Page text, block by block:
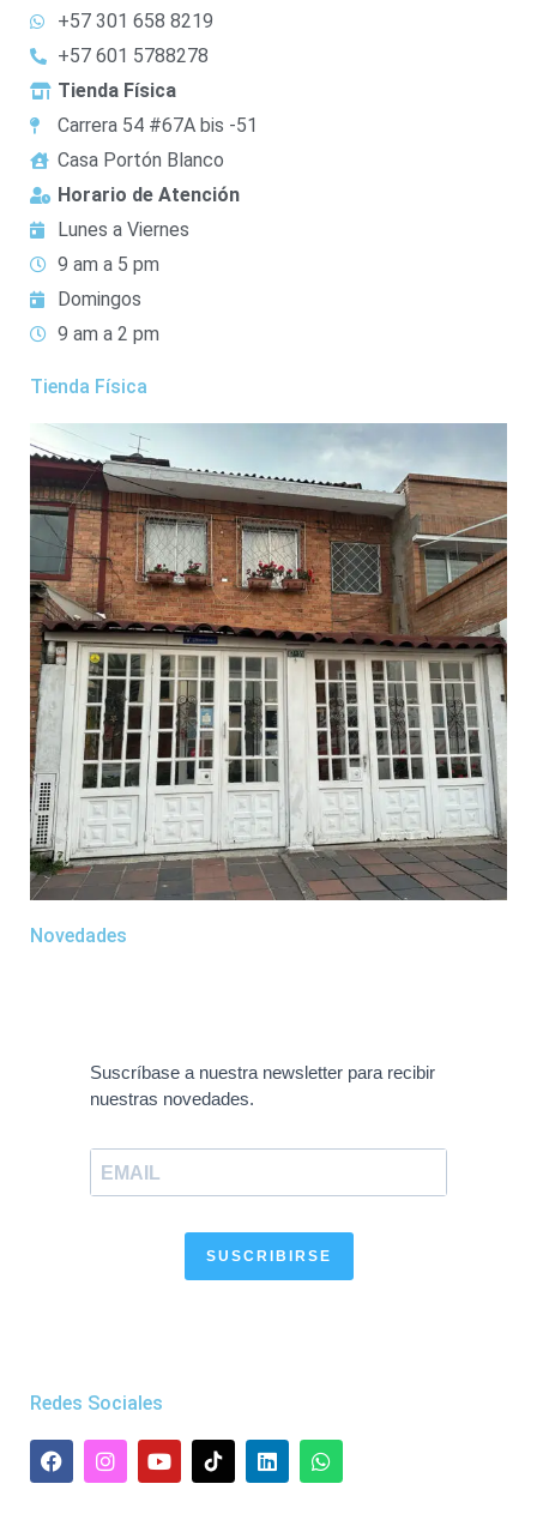
+57 301 658 8219
+57 601 5788278
Tienda Física
Carrera 54 #67A bis -51
Casa Portón Blanco
Horario de Atención
Lunes a Viernes
9 am a 5 pm
Domingos
9 am a 2 pm
Tienda Física
Novedades
Suscríbase a nuestra newsletter para recibir
nuestras novedades.
SUSCRIBIRSE
Redes Sociales
F
a
I
n
Y
o
L
i
W
h